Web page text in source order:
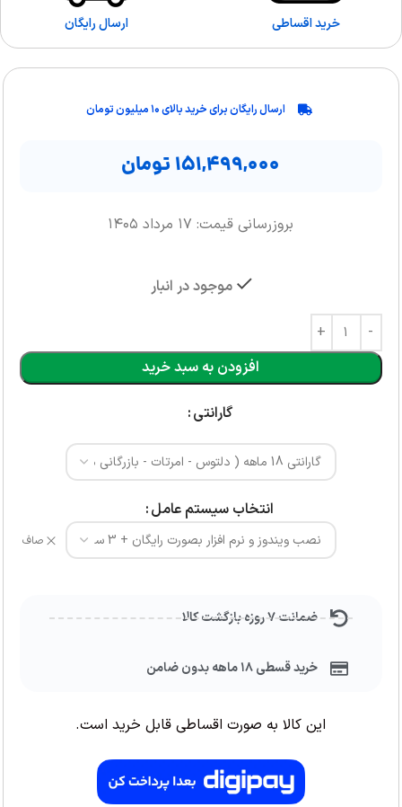
خرید اقساطی ارسال رایگان
ارسال رایگان برای خرید بالای ۱۰ میلیون تومان
۱۵۱,۴۹۹,۰۰۰ تومان
بروزرسانی قیمت: ۱۷ مرداد ۱۴۰۵
گارانتی
انتخاب سیستم عامل
صاف
موجود در انبار
افزودن به سبد خرید
ضمانت ۷ روزه بازگشت کالا
خرید قسطی ۱۸ ماهه بدون ضامن
این کالا به صورت اقساطی قابل خرید است.